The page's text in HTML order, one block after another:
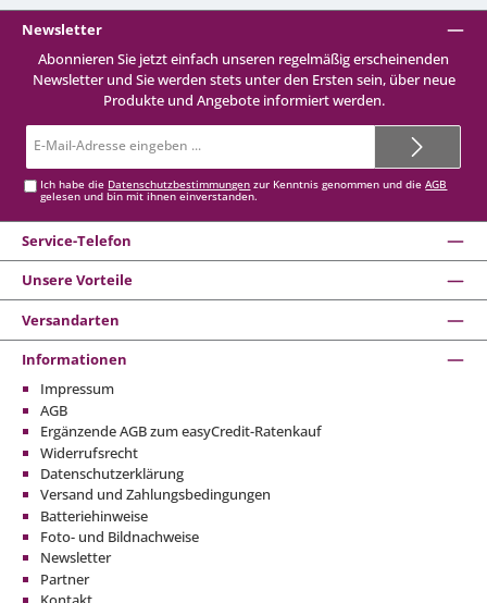
Newsletter
Abonnieren Sie jetzt einfach unseren regelmäßig erscheinenden
Newsletter und Sie werden stets unter den Ersten sein, über neue
Produkte und Angebote informiert werden.
Mail-
Ich habe die Datenschutzbestimmungen zur Kenntnis genommen und dieAGB
gelesen und bin mit ihnen einverstanden.
Service-Telefon
Unsere Vorteile
Versandarten
Informationen
Impressum
AGB
Ergänzende AGB zum easyCredit-Ratenkauf
Widerrufsrecht
Datenschutzerklärung
Versand und Zahlungsbedingungen
Batteriehinweise
Foto- und Bildnachweise
Newsletter
Partner